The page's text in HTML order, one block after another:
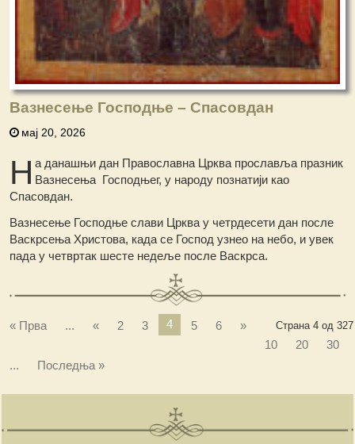
Вазнесење Господње – Спасовдан
мај 20, 2026
Н а данашњи дан Православна Црква прославља празник
Вазнесења Господњег, у народу познатији као
Спасовдан.
Вазнесење Господње слави Црква у четрдесети дан после
Васкрсења Христова, када се Господ узнео на небо, и увек
пада у четвртак шесте недеље после Васкрса.
Страна 4 од 327
« Прва ... « 2 3 4 5 6
»
10
20
30
...
Последња »